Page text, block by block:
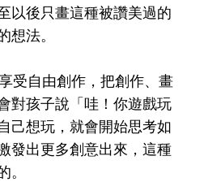
以後只畫這種被讚美過的
想法。
受自由創作，把創作、畫
對孩子說「哇！你遊戲玩
己想玩，就會開始思考如
發出更多創意出來，這種